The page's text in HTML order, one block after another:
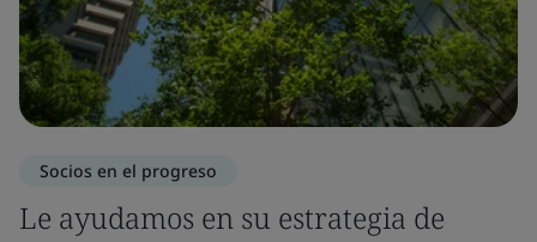
Socios en el progreso
Le ayudamos en su estrategia de